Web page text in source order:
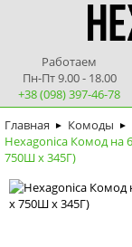
Работаем
Пн-Пт 9.00 - 18.00
+38 (098) 397-46-78
Главная ► Комоды ►
Hexagonica Комод на
750Ш х 345Г)